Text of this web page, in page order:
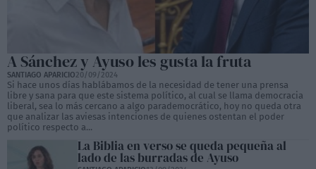
A Sánchez y Ayuso les gusta la fruta
SANTIAGO APARICIO20/09/2024
Si hace unos días hablábamos de la necesidad de tener una prensa
libre y sana para que este sistema político, al cual se llama democracia
liberal, sea lo más cercano a algo parademocrático, hoy no queda otra
que analizar las aviesas intenciones de quienes ostentan el poder
político respecto a...
La Biblia en verso se queda pequeña al
lado de las burradas de Ayuso